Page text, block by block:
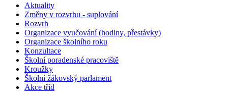
Aktuality
Změny v rozvrhu - suplování
Rozvrh
Organizace vyučování (hodiny, přestávky)
Organizace školního roku
Konzultace
Školní poradenské pracoviště
Kroužky
Školní žákovský parlament
Akce tříd